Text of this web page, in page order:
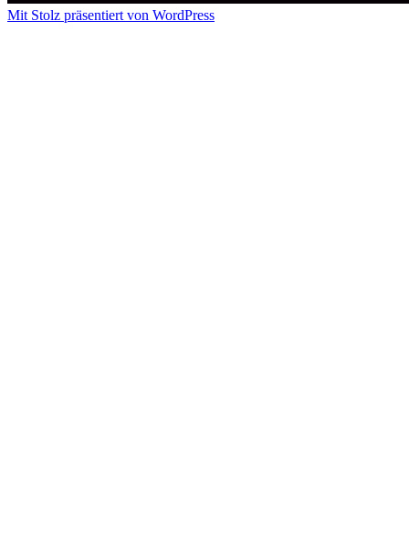
Mit Stolz präsentiert von WordPress